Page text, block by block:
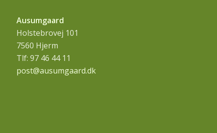
Ausumgaard
Holstebrovej 101
7560 Hjerm
Tlf: 97 46 44 11
post@ausumgaard.dk